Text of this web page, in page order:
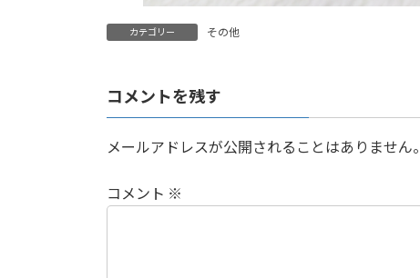
カテゴリー その他
コメントを残す
メールアドレスが公開されることはありません。
コメント ※